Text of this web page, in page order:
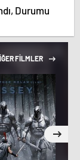
Durumu
FİLMLER